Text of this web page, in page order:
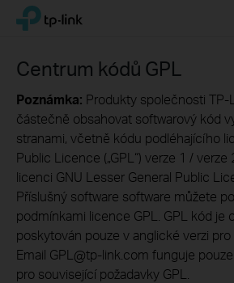
Click
navigation
TP-Link, Reliably Smart
Centrum kódů GPL
Poznámka: Produkty společnosti TP-
částečně obsahovat softwarový kód
stranami, včetně kódu podléhajícího
Public Licence („GPL“) verze 1 /
licenci GNU Lesser General Public
Příslušný software software můžete
podmínkami licence GPL. GPL kód je
poskytován pouze v anglické verzi pro
Email GPL@tp-link.com funguje
pro související požadavky GPL.